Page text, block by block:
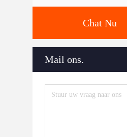
Chat Nu
Mail ons.